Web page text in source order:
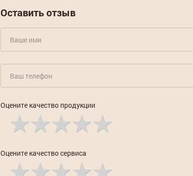
Оставить отзыв
Оцените качество продукции
Оцените качество сервиса